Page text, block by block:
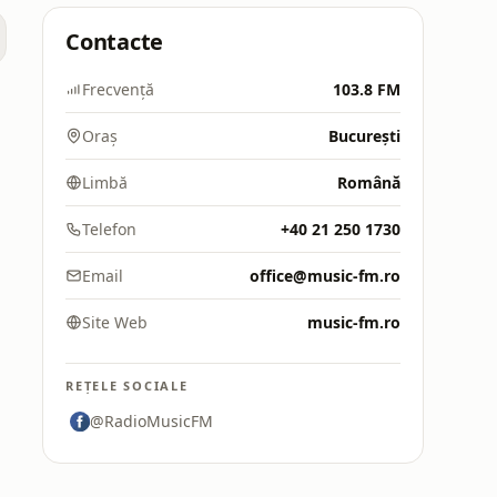
Contacte
Frecvență 103.8 FM
Oraș București
Limbă Română
Telefon +40 21 250 1730
Email office@music-fm.ro
Site Web music-fm.ro
REȚELE SOCIALE
@RadioMusicFM